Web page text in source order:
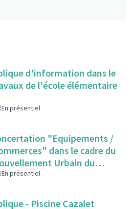
d'information dans le
de l'école élémentaire
En présentiel
"Equipements /
dans le cadre du
Urbain du
En présentiel
- Piscine Cazalet